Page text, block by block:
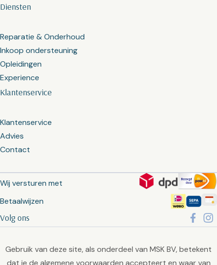
Klantenservice
Klantenservice
Advies
Contact
Diensten
Reparatie & Onderhoud
Inkoop ondersteuning
Opleidingen
Experience
Wij versturen met
Betaalwijzen
Volg ons
Gebruik van deze site, als onderdeel van MSK BV, betekent
dat je de algemene voorwaarden accepteert en waar van